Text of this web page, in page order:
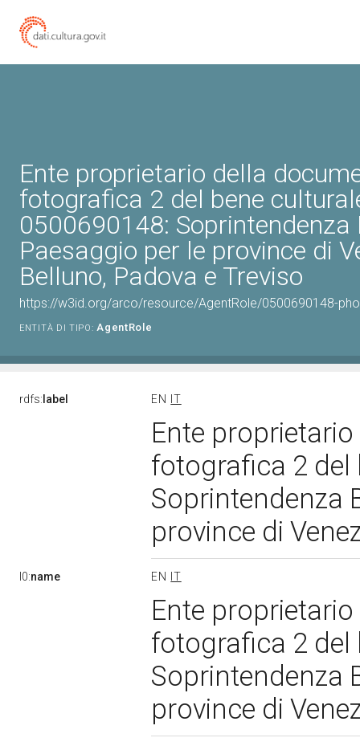
Ente proprietario della
fotografica 2 del bene
0500690148: Soprintendenza
Paesaggio per le province di
Belluno, Padova e Treviso
https://w3id.org/arco/resource/AgentRole/0500690148-
ENTITÀ DI TIPO: AgentRole
rdfs: label EN IT
Ente
fotografica 2 del
Soprintendenza
province di
l0:name EN IT
Ente
fotografica 2 del
Soprintendenza
province di